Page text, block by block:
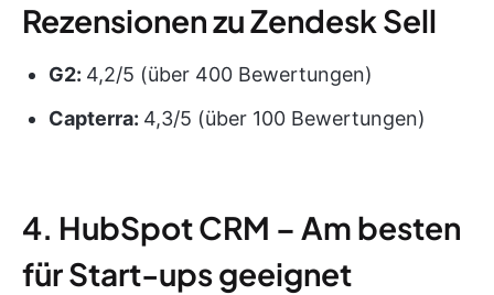
Rezensionen zu Zendesk Sell
G2: 4,2/5 (über 400 Bewertungen)
Capterra: 4,3/5 (über 100 Bewertungen)
4. HubSpot CRM – Am besten
für Start-ups geeignet